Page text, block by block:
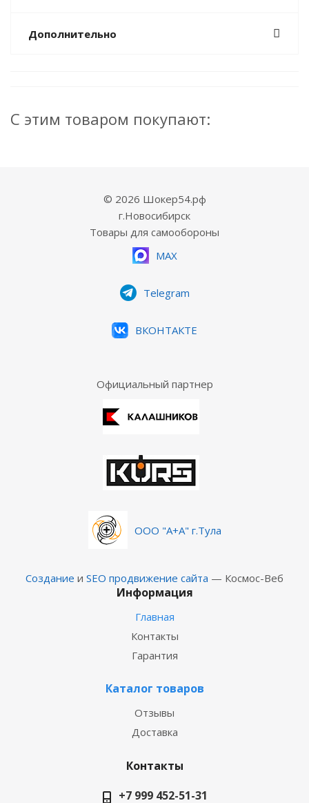
Дополнительно
С этим товаром покупают:
© 2026 Шокер54.рф
г.Новосибирск
Товары для самообороны
MAX
Telegram
ВКОНТАКТЕ
Официальный партнер
ООО "А+А" г.Тула
Создание и SEO продвижение сайта — Космос-Веб
Информация
Главная
Контакты
Гарантия
Каталог товаров
Отзывы
Доставка
Контакты
+7 999 452-51-31